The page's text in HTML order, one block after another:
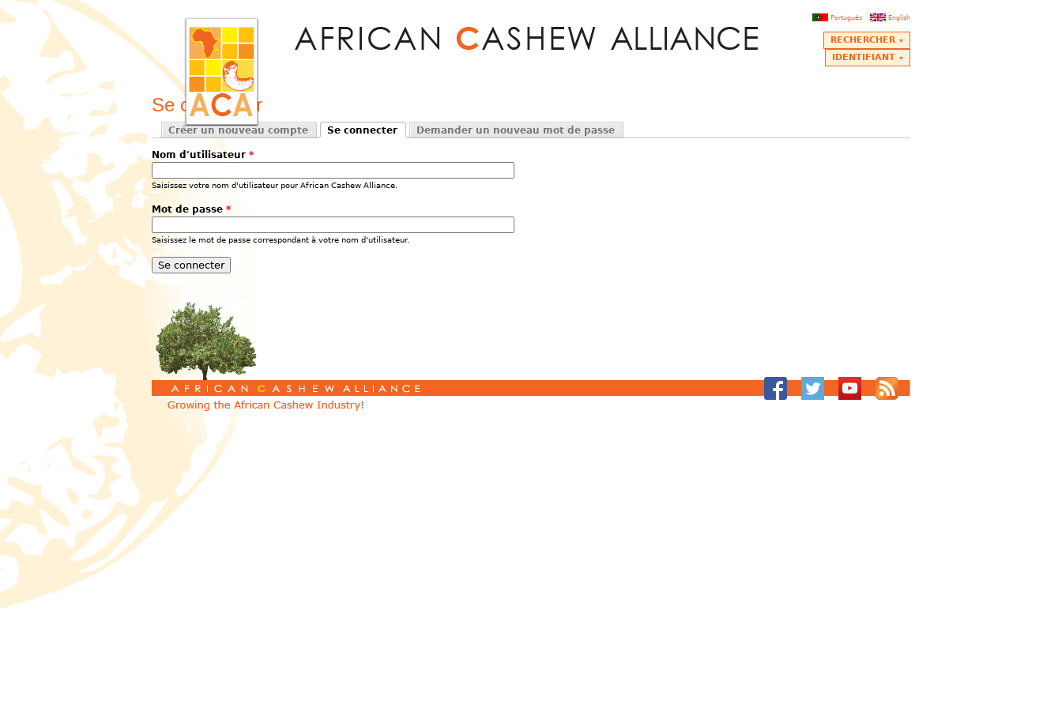
English
Português
RECHERCHER
IDENTIFIANT
Se connecter
Onglets principaux
Créer un nouveau compte
Se connecter
Demander un nouveau mot de passe
Nom d'utilisateur *
Saisissez votre nom d'utilisateur pour African Cashew Alliance.
Mot de passe *
Saisissez le mot de passe correspondant à votre nom d'utilisateur.